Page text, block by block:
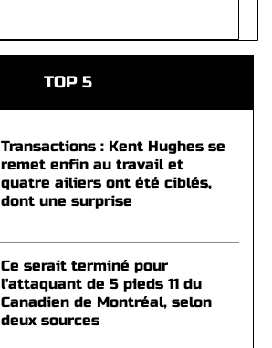
TOP 5
Transactions : Kent Hughes se
remet enfin au travail et
quatre ailiers ont été ciblés,
dont une surprise
Ce serait terminé pour
l'attaquant de 5 pieds 11 du
Canadien de Montréal, selon
deux sources